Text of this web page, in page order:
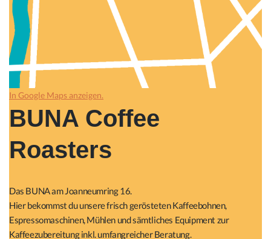
In Google Maps anzeigen.
BUNA Coffee
Roasters
Das BUNA am Joanneumring 16.
Hier bekommst du unsere frisch gerösteten Kaffeebohnen,
Espressomaschinen, Mühlen und sämtliches Equipment zur
Kaffeezubereitung inkl. umfangreicher Beratung.